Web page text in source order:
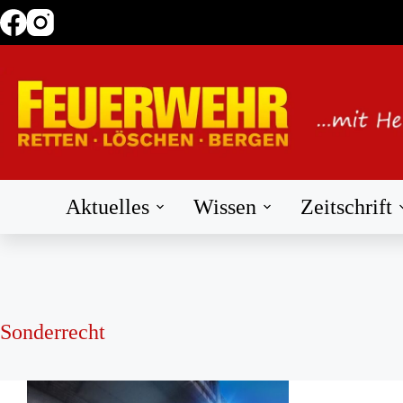
Zum
Inhalt
Aktuelles Wissen Zeitschrift
Sonderrecht